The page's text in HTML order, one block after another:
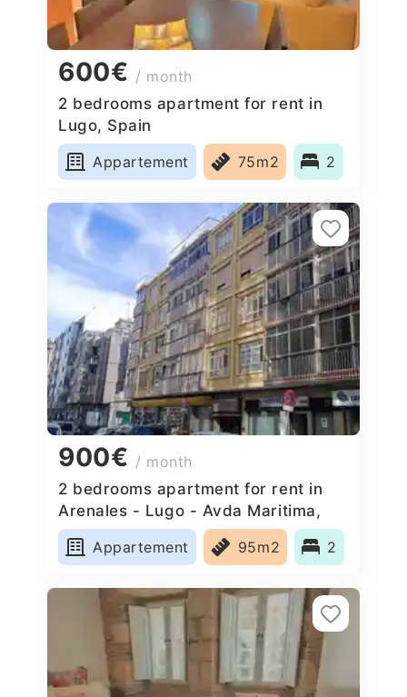
600€ / month
2 bedrooms apartment for rent in
Lugo, Spain
Appartement
75m2 2
900€ / month
2 bedrooms apartment for rent in
Arenales - Lugo - Avda Maritima,
Spain
Appartement
95m2 2